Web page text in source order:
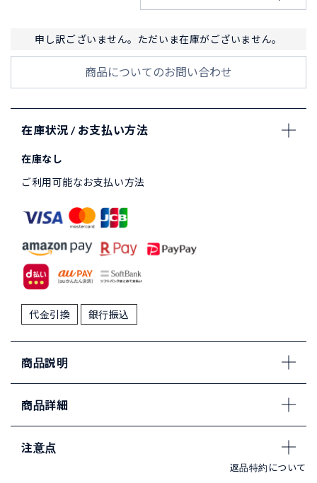
申し訳ございません。ただいま在庫がございません。
商品についてのお問い合わせ
在庫状況 / お支払い方法
在庫なし
ご利用可能なお支払い方法
代金引換 銀行振込
商品説明
商品詳細
注意点
返品特約について